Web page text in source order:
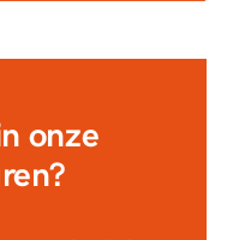
onze